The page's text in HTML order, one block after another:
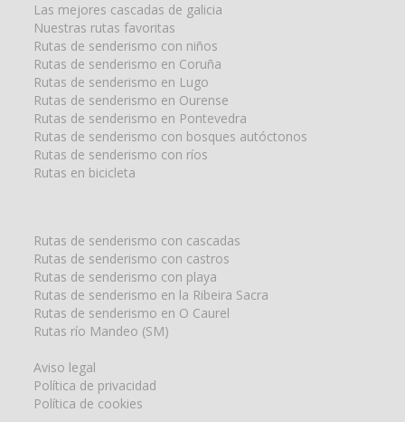
Las mejores cascadas de galicia
Nuestras rutas favoritas
Rutas de senderismo con niños
Rutas de senderismo en Coruña
Rutas de senderismo en Lugo
Rutas de senderismo en Ourense
Rutas de senderismo en Pontevedra
Rutas de senderismo con bosques autóctonos
Rutas de senderismo con ríos
Rutas en bicicleta
Rutas de senderismo con cascadas
Rutas de senderismo con castros
Rutas de senderismo con playa
Rutas de senderismo en la Ribeira Sacra
Rutas de senderismo en O Caurel
Rutas río Mandeo (SM)
Aviso legal
Política de privacidad
Política de cookies